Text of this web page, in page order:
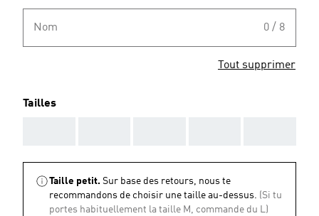
Nom 0 / 8
Tout supprimer
Tailles
Taille petit. Sur base des retours, nous te
recommandons de choisir une taille au-dessus. (Si tu
portes habituellement la taille M, commande du L)